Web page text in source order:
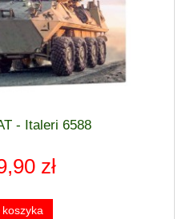
- Italeri 6588
zł